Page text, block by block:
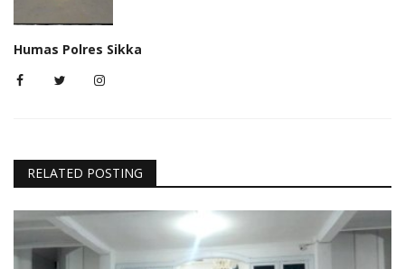
Humas Polres Sikka
RELATED POSTING